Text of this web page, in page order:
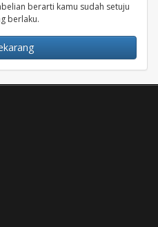
berarti kamu sudah setuju
berlaku.